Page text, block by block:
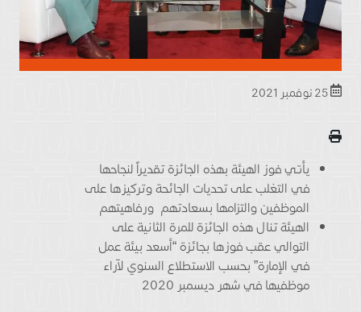
يأتي فوز الهيئة بهذه الجائزة تقديراً لنجاحها
في التغلب على تحديات الجائحة وتركيزها على
الموظفين والتزامها بسعادتهم ورفاهيتهم
الهيئة تنال هذه الجائزة للمرة الثانية على
التوالي عقب فوزها بجائزة “أسعد بيئة عمل
في الإمارة” بحسب الاستطلاع السنوي لآراء
موظفيها في شهر ديسمبر 2020